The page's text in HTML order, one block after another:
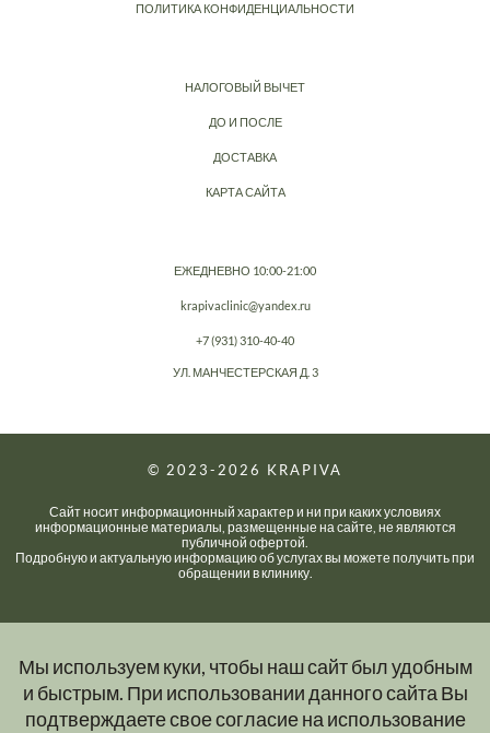
Мы используем куки, чтобы наш сайт был удобным
и быстрым. При использовании данного сайта Вы
подтверждаете свое согласие на использование
ПОЛИТИКА КОНФИДЕНЦИАЛЬНОСТИ
НАЛОГОВЫЙ ВЫЧЕТ
ДО И ПОСЛЕ
ДОСТАВКА
КАРТА САЙТА
ЕЖЕДНЕВНО 10:00-21:00
krapivaclinic@yandex.ru
+7 (931) 310-40-40
УЛ. МАНЧЕСТЕРСКАЯ Д. 3
© 2023-2026 KRAPIVA
Сайт носит информационный характер и ни при каких условиях
информационные материалы, размещенные на сайте, не являются
публичной офертой.
Подробную и актуальную информацию об услугах вы можете получить при
обращении в клинику.